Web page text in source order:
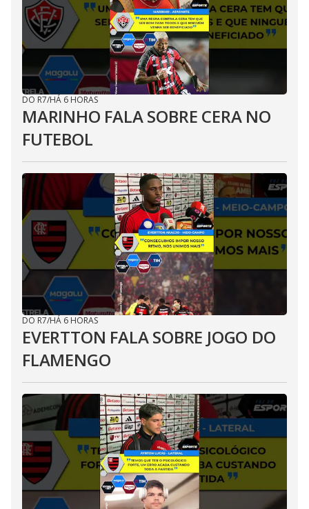
DO R7/HÁ 6 HORAS
MARINHO FALA SOBRE CERA NO
FUTEBOL
DO R7/HÁ 6 HORAS
EVERTTON FALA SOBRE JOGO DO
FLAMENGO